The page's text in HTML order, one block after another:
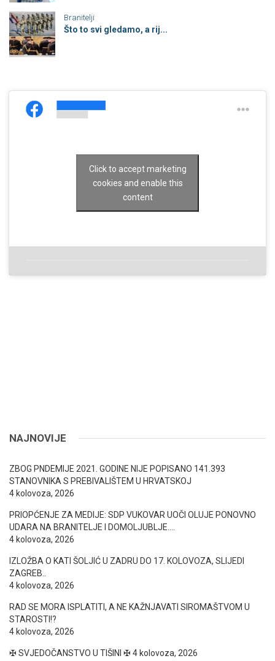
Branitelji
Što to svi gledamo, a rij...
Click to accept marketing
cookies and enable this
content
NAJNOVIJE
ZBOG PNDEMIJE 2021. GODINE NIJE POPISANO 141.393
STANOVNIKA S PREBIVALIŠTEM U HRVATSKOJ
4 kolovoza, 2026
PRIOPĆENJE ZA MEDIJE: SDP VUKOVAR UOČI OLUJE PONOVNO
UDARA NA BRANITELJE I DOMOLJUBLJE….
4 kolovoza, 2026
IZLOŽBA O KATI ŠOLJIĆ U ZADRU DO 17. KOLOVOZA, SLIJEDI
ZAGREB..
4 kolovoza, 2026
RAD SE MORA ISPLATITI, A NE KAŽNJAVATI SIROMAŠTVOM U
STAROSTI!?
4 kolovoza, 2026
✠ SVJEDOČANSTVO U TIŠINI ✠ 4 kolovoza, 2026